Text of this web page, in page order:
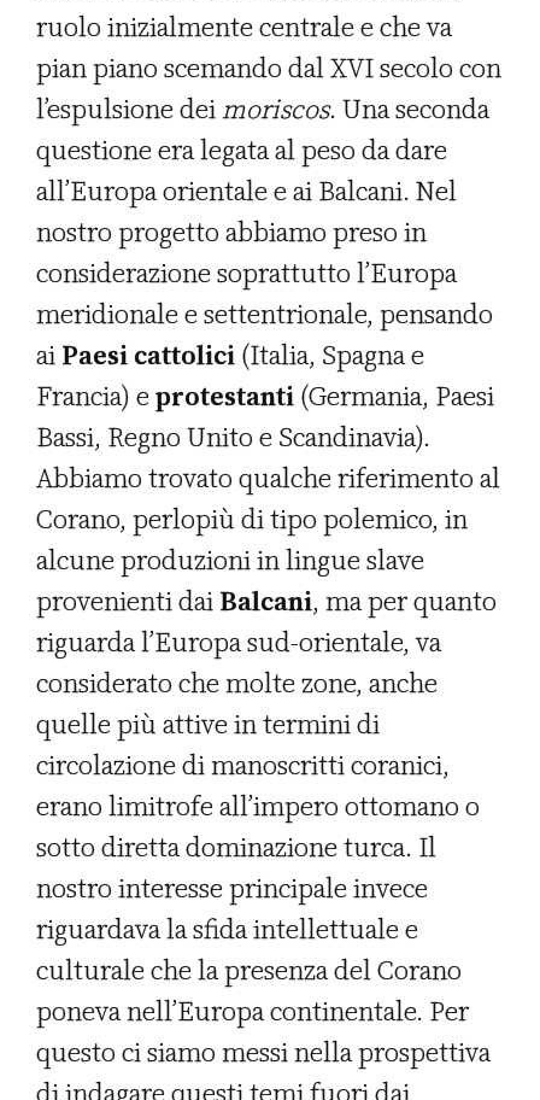
ruolo inizialmente centrale e che va
pian piano scemando dal XVI secolo con
l’espulsione deimoriscos. Una seconda
questione era legata al peso da dare
all’Europa orientale e ai Balcani. Nel
nostro progetto abbiamo preso in
considerazione soprattutto l’Europa
meridionale e settentrionale, pensando
ai Paesi cattolici (Italia, Spagna e
Francia) eprotestanti (Germania, Paesi
Bassi, Regno Unito e Scandinavia).
Abbiamo trovato qualche riferimento al
Corano, perlopiù di tipo polemico, in
alcune produzioni in lingue slave
provenienti dai Balcani, ma per quanto
riguarda l’Europa sud-orientale, va
considerato che molte zone, anche
quelle più attive in termini di
circolazione di manoscritti coranici,
erano limitrofe all’impero ottomano o
sotto diretta dominazione turca. Il
nostro interesse principale invece
riguardava la sfida intellettuale e
culturale che la presenza del Corano
poneva nell’Europa continentale. Per
questo ci siamo messi nella prospettiva